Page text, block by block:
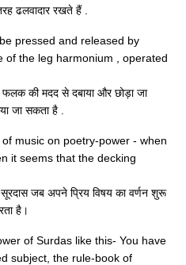
ढलवादार रखते हैं .
pressed and released by
of the leg harmonium , operated
की मदद से दबाया और छोड़ा जा
जा सकता है .
music on poetry-power - when
it seems that the decking
सूरदास जब अपने प्रिय विषय का वर्णन शुरू
है।
of Surdas like this- You have
subject, the rule-book of